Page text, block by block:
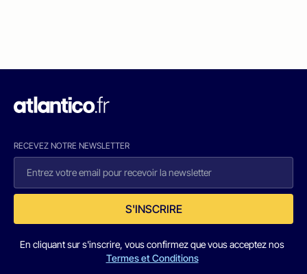
RECEVEZ NOTRE NEWSLETTER
S'INSCRIRE
En cliquant sur s'inscrire, vous confirmez que vous acceptez nos
Termes et Conditions